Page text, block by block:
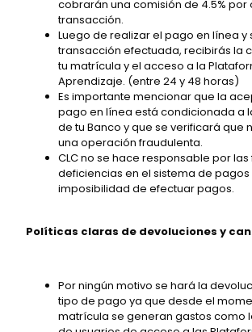
cobrarán una comisión de 4.5% por
transacción.
Luego de realizar el pago en línea y
transacción efectuada, recibirás la
tu matrícula y el acceso a la
Aprendizaje. (entre 24 y 48 horas)
Es importante mencionar que la
pago en línea está condicionada a
de tu Banco y que se verificará que
una operación fraudulenta.
CLC no se hace responsable por las
deficiencias en el sistema de
imposibilidad de efectuar pagos.
Políticas claras de devoluciones y
Por ningún motivo se hará la
tipo de pago ya que desde el
matrícula se generan gastos como